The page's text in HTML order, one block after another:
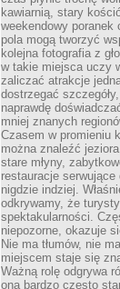
kawiarnią, stary
weekendowy poranek
pola mogą tworzyć
kolejna fotografia z
w takie miejsca uczy
zaliczać atrakcje
dostrzegać
naprawdę
mniej znanych
Czasem w promieniu
można znaleźć
stare młyny,
restauracje
nigdzie indziej.
odkrywamy, że
spektakularności.
niepozorne, okazuje
Nie ma tłumów, nie
miejscem staje się
Ważną rolę odgrywa
ona bardzo często